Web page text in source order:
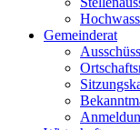
Gemeinderat